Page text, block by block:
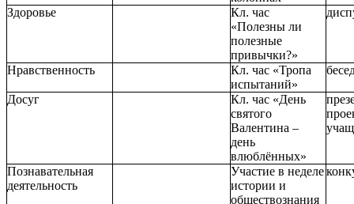
Здоровье
Кл. час
«Полезны ли
полезные
привычки?»
Нравственность
Кл. час «Тропа
испытаний»
Досуг
Кл. час «День
святого
Валентина –
день
влюблённых»
Познавательная
деятельность
Участие в неделе
истории и
обществознания